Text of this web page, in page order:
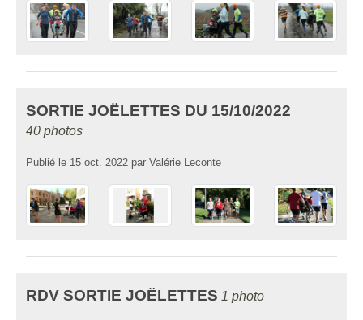
SORTIE JOËLETTES DU 15/10/2022
40 photos
Publié le 15 oct. 2022 par Valérie Leconte
RDV SORTIE JOËLETTES 1 photo